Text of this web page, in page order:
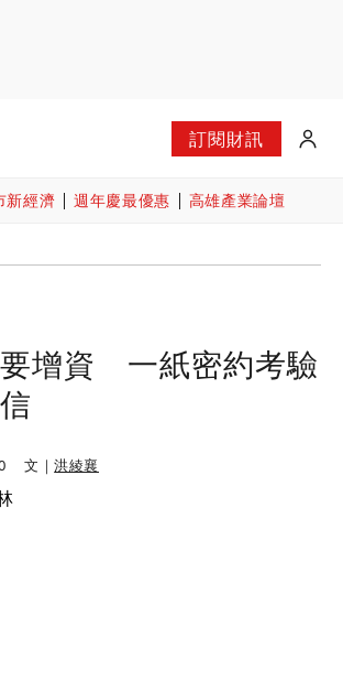
訂閱財訊
新經濟 週年慶最優惠 高雄產業論壇
增資 一紙密約考驗
文｜洪綾襄